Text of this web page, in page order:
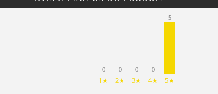
0
1★
0
2★
0
3★
0
4★
5
5★